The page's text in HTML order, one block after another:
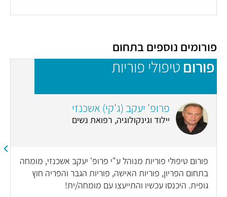
פורומים נוספים בתחום
פורום טיפולי פוריות
פרופ' יעקב (ג'קי) אשכנזי
יילוד וגינקולוגיה, רפואת נשים
פורום טיפולי פוריות מנוהל ע"י פרופ' יעקב אשכנזי, מומחה
בתחום הפריון, פוריות האישה, פוריות הגבר והפריה חוץ
גופית. היכנסו עכשיו והתייעצו עם מומחה/ית!